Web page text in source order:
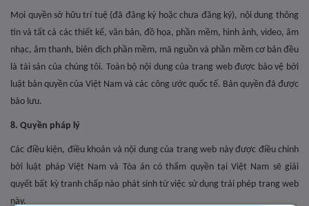
Mọi quyền sở hữu trí tuệ (đã đăng ký hoặc chưa đăng ký), nội dung thông
tin và tất cả các thiết kế, văn bản, đồ họa, phần mềm, hình ảnh, video, âm
nhạc, âm thanh, biên dịch phần mềm, mã nguồn và phần mềm cơ bản đều
là tài sản của chúng tôi. Toàn bộ nội dung của trang web được bảo vệ bởi
luật bản quyền của Việt Nam và các công ước quốc tế. Bản quyền đã được
bảo lưu.
8. Quyền pháp lý
Các điều kiện, điều khoản và nội dung của trang web này được điều chỉnh
bởi luật pháp Việt Nam và Tòa án có thẩm quyền tại Việt Nam sẽ giải
quyết bất kỳ tranh chấp nào phát sinh từ việc sử dụng trái phép trang web
này.